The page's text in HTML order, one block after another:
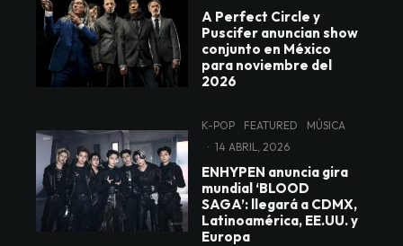
A Perfect Circle y
Puscifer anuncian show
conjunto en México
para noviembre del
2026
K-POP FEATURED
MÚSICA
· 14 ABRIL, 2026
ENHYPEN anuncia gira
mundial ‘BLOOD
SAGA’: llegará a CDMX,
Latinoamérica, EE.UU. y
Europa